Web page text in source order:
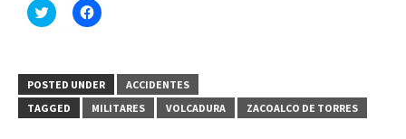
Haz
clic
(Se
abre
en
una
Haz
clic
(Se
abre
en
una
POSTED UNDER
ACCIDENTES
TAGGED
MILITARES VOLCADURA ZACOALCO DE TORRES